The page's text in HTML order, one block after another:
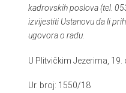
kadrovskih poslova (tel.
izvijestiti Ustanovu da li
ugovora o radu.
U Plitvičkim Jezerima, 19.
Ur. broj: 1550/18